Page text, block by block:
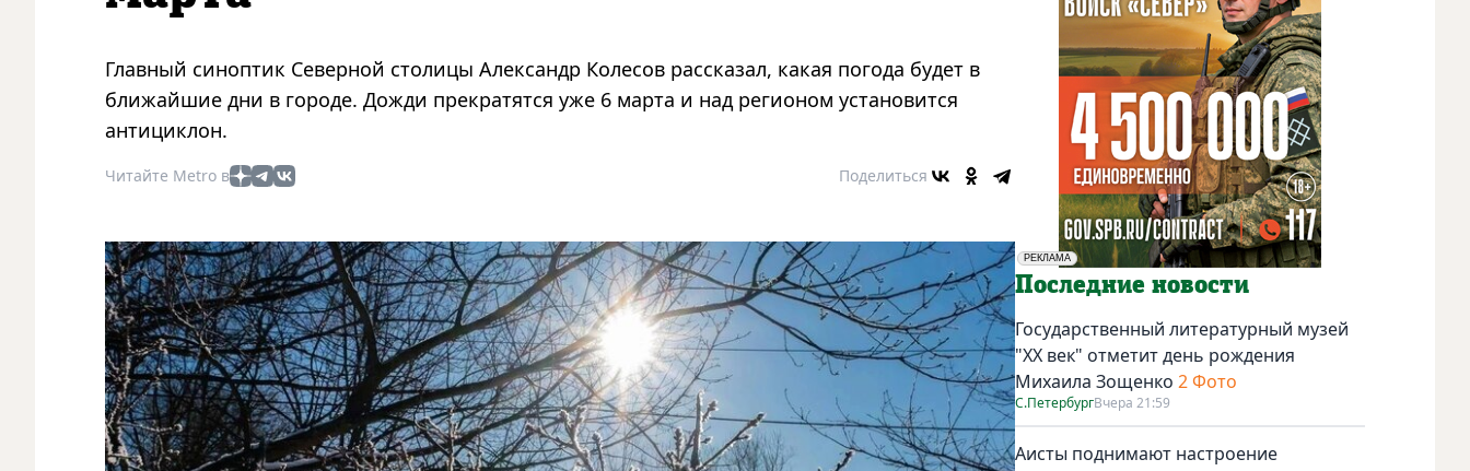
Главный синоптик Северной столицы Александр Колесов рассказал, какая погода будет в
ближайшие дни в городе. Дожди прекратятся уже 6 марта и над регионом установится
антициклон.
Читайте Metro в Поделиться
РЕКЛАМА
Социальная реклама
Последние новости
Государственный литературный музей
"ХХ век" отметит день рождения
Михаила Зощенко 2 Фото
С.ПетербургВчера 21:59
Аисты поднимают настроение